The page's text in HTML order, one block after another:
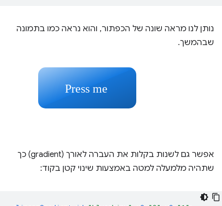
נותן לנו מראה שונה של הכפתור, והוא נראה כמו בתמונה
שבהמשך.
אפשר גם לשנות בקלות את העברה לאורך (gradient) כך
שתהיה מלמעלה למטה באמצעות שינוי קטן בקוד: